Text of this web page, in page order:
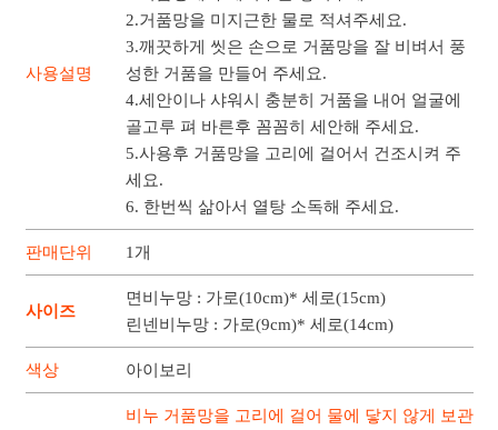
사용설명
2.거품망을 미지근한 물로 적셔주세요.
3.깨끗하게 씻은 손으로 거품망을 잘 비벼서 풍
성한 거품을 만들어 주세요.
4.세안이나 샤워시 충분히 거품을 내어 얼굴에
골고루 펴 바른후 꼼꼼히 세안해 주세요.
5.사용후 거품망을 고리에 걸어서 건조시켜 주
세요.
6. 한번씩 삶아서 열탕 소독해 주세요.
판매단위 1개
사이즈
면비누망 : 가로(10cm)* 세로(15cm)
린넨비누망 : 가로(9cm)* 세로(14cm)
색상 아이보리
비누 거품망을 고리에 걸어 물에 닿지 않게 보관